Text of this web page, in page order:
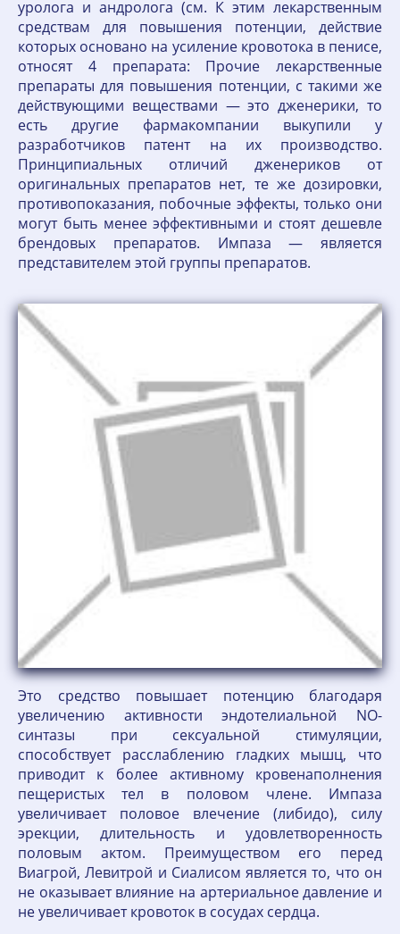
уролога и андролога (см. К этим лекарственным
средствам для повышения потенции, действие
которых основано на усиление кровотока в пенисе,
относят 4 препарата: Прочие лекарственные
препараты для повышения потенции, с такими же
действующими веществами — это дженерики, то
есть другие фармакомпании выкупили у
разработчиков патент на их производство.
Принципиальных отличий дженериков от
оригинальных препаратов нет, те же дозировки,
противопоказания, побочные эффекты, только они
могут быть менее эффективными и стоят дешевле
брендовых препаратов. Импаза — является
представителем этой группы препаратов.
Это средство повышает потенцию благодаря
увеличению активности эндотелиальной NO-
синтазы при сексуальной стимуляции,
способствует расслаблению гладких мышц, что
приводит к более активному кровенаполнения
пещеристых тел в половом члене. Импаза
увеличивает половое влечение (либидо), силу
эрекции, длительность и удовлетворенность
половым актом. Преимуществом его перед
Виагрой, Левитрой и Сиалисом является то, что он
не оказывает влияние на артериальное давление и
не увеличивает кровоток в сосудах сердца.